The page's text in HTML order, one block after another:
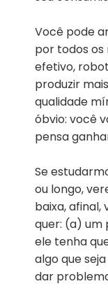
Você pode
por todos os
efetivo,
produzir
qualidade
óbvio: você
pensa
Se
ou longo,
baixa, afinal,
quer: (a) um
ele tenha
algo que
dar